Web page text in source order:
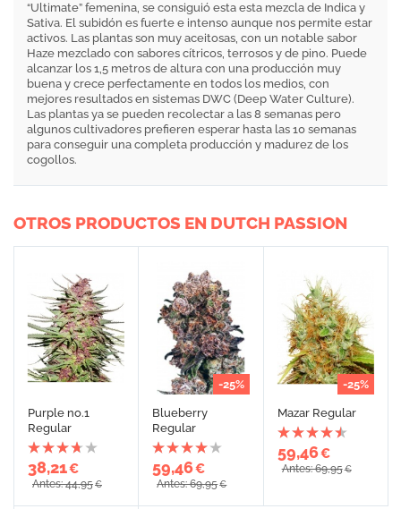
“Ultimate” femenina, se consiguió esta esta mezcla de Indica y
Sativa. El subidón es fuerte e intenso aunque nos permite estar
activos. Las plantas son muy aceitosas, con un notable sabor
Haze mezclado con sabores cítricos, terrosos y de pino. Puede
alcanzar los 1,5 metros de altura con una producción muy
buena y crece perfectamente en todos los medios, con
mejores resultados en sistemas DWC (Deep Water Culture).
Las plantas ya se pueden recolectar a las 8 semanas pero
algunos cultivadores prefieren esperar hasta las 10 semanas
para conseguir una completa producción y madurez de los
cogollos.
OTROS PRODUCTOS EN DUTCH PASSION
Purple no.1
Regular
38,21€
Antes: 44,95€
-25%
Blueberry
Regular
59,46€
Antes: 69,95€
-25%
Mazar Regular
59,46€
Antes: 69,95€